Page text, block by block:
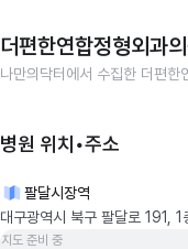
더편한연합정형외과
나만의닥터에서 수집한 더편한
병원 위치•주소
팔달시장역
대구광역시 북구 팔달로 191,
지도 준비 중